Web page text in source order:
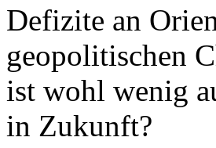
Defizite an
geopolitischen
ist wohl wenig
in Zukunft?